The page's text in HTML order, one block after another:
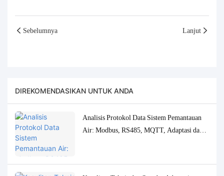
Sebelumnya Lanjut
DIREKOMENDASIKAN UNTUK ANDA
Analisis Protokol Data Sistem Pemantauan
Air: Modbus, RS485, MQTT, Adaptasi dan